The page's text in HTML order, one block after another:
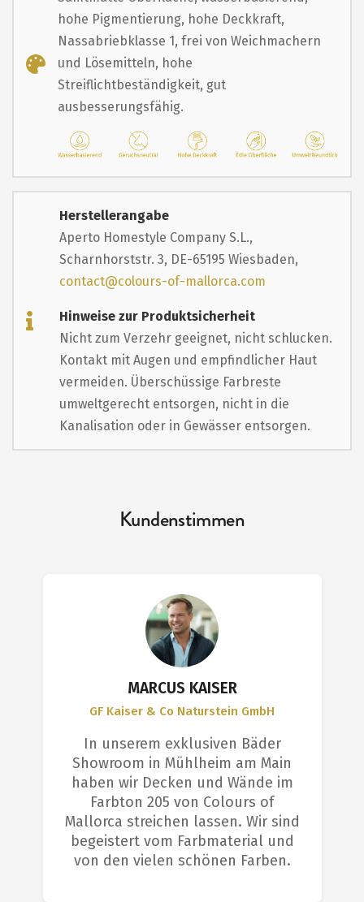
hohe Pigmentierung, hohe Deckkraft,
Nassabriebklasse 1, frei von Weichmachern
und Lösemitteln, hohe
Streiflichtbeständigkeit, gut
ausbesserungsfähig.
Herstellerangabe
Aperto Homestyle Company S.L.,
Scharnhorststr. 3, DE-65195 Wiesbaden,
contact@colours-of-mallorca.com
Hinweise zur Produktsicherheit
Nicht zum Verzehr geeignet, nicht schlucken.
Kontakt mit Augen und empfindlicher Haut
vermeiden. Überschüssige Farbreste
umweltgerecht entsorgen, nicht in die
Kanalisation oder in Gewässer entsorgen.
Kundenstimmen
MARCUS KAISER
GF Kaiser & Co Naturstein GmbH
In unserem exklusiven Bäder
Showroom in Mühlheim am Main
haben wir Decken und Wände im
Farbton 205 von Colours of
Mallorca streichen lassen. Wir sind
begeistert vom Farbmaterial und
von den vielen schönen Farben.